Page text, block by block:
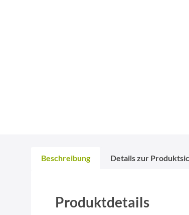
Beschreibung Details zur
Produktdetails